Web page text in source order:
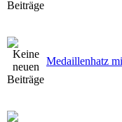
Medaillenhatz